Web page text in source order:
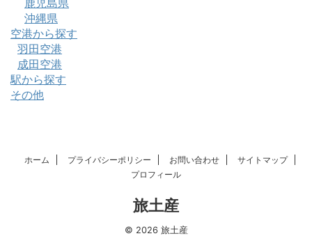
沖縄県
空港から探す
羽田空港
成田空港
駅から探す
その他
ホーム プライバシーポリシー お問い合わせ
サイトマップ
プロフィール
旅土産
© 2026 旅土産